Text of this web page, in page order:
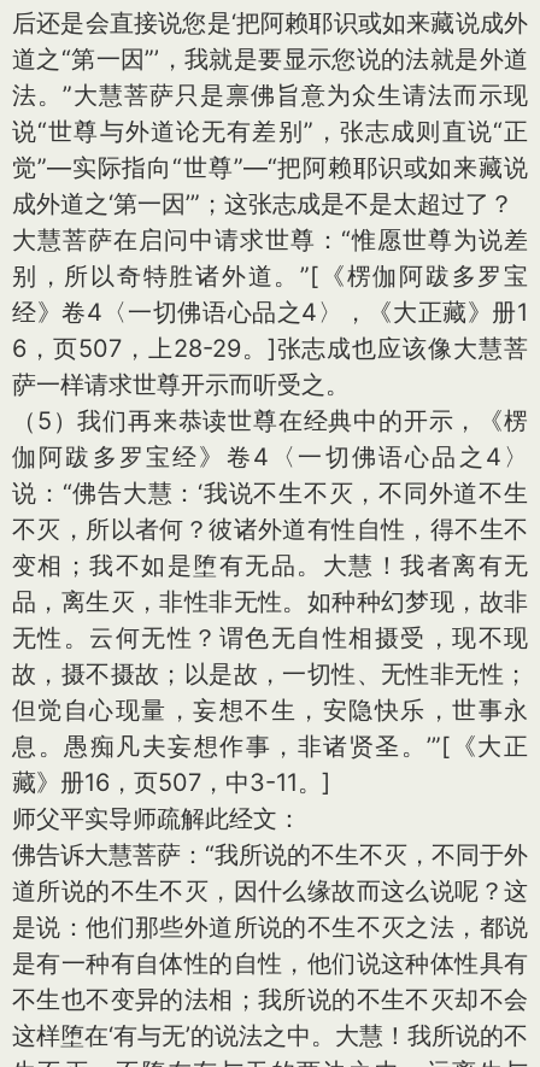
后还是会直接说您是‘把阿赖耶识或如来藏说成外
道之“第一因”’，我就是要显示您说的法就是外道
法。”大慧菩萨只是禀佛旨意为众生请法而示现
说“世尊与外道论无有差别”，张志成则直说“正
觉”—实际指向“世尊”—“把阿赖耶识或如来藏说
成外道之‘第一因’”；这张志成是不是太超过了？
大慧菩萨在启问中请求世尊：“惟愿世尊为说差
别，所以奇特胜诸外道。”[《楞伽阿跋多罗宝
经》卷4〈一切佛语心品之4〉，《大正藏》册1
6，页507，上28-29。]张志成也应该像大慧菩
萨一样请求世尊开示而听受之。
（5）我们再来恭读世尊在经典中的开示，《楞
伽阿跋多罗宝经》卷4〈一切佛语心品之4〉
说：“佛告大慧：‘我说不生不灭，不同外道不生
不灭，所以者何？彼诸外道有性自性，得不生不
变相；我不如是堕有无品。大慧！我者离有无
品，离生灭，非性非无性。如种种幻梦现，故非
无性。云何无性？谓色无自性相摄受，现不现
故，摄不摄故；以是故，一切性、无性非无性；
但觉自心现量，妄想不生，安隐快乐，世事永
息。愚痴凡夫妄想作事，非诸贤圣。’”[《大正
藏》册16，页507，中3-11。]
师父平实导师疏解此经文：
佛告诉大慧菩萨：“我所说的不生不灭，不同于外
道所说的不生不灭，因什么缘故而这么说呢？这
是说：他们那些外道所说的不生不灭之法，都说
是有一种有自体性的自性，他们说这种体性具有
不生也不变异的法相；我所说的不生不灭却不会
这样堕在‘有与无’的说法之中。大慧！我所说的不